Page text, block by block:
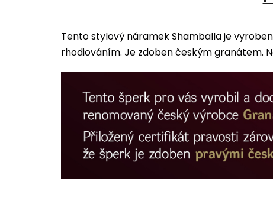
Tento stylový náramek Shamballa je
rhodiováním. Je zdoben českým granátem.